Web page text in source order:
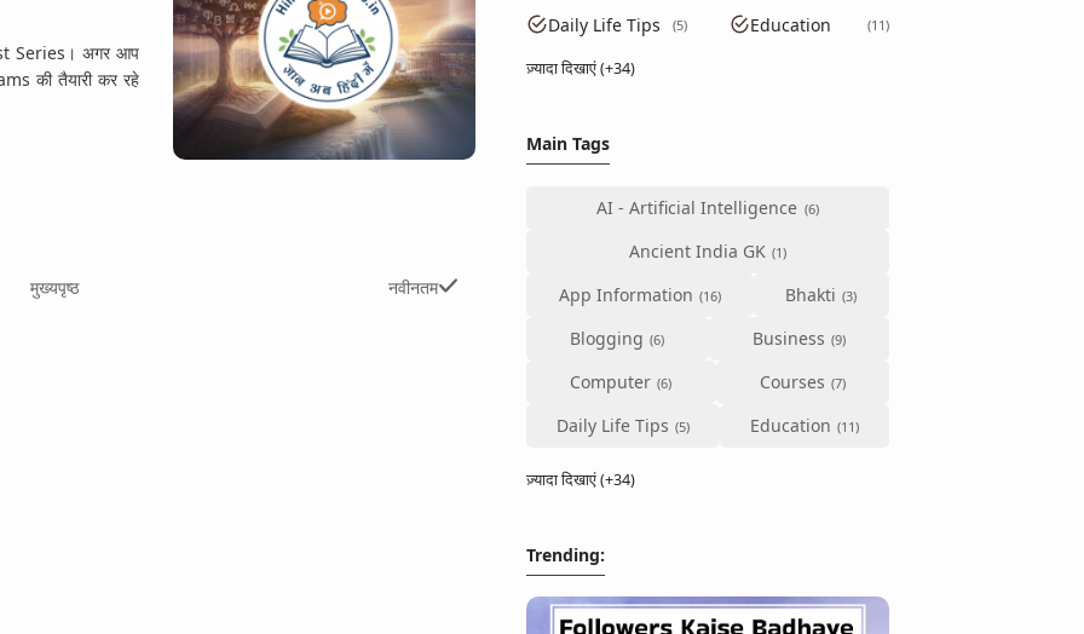
Series। अगर आप
की तैयारी कर रहे
मुख्यपृष्ठ नवीनतम
Daily Life Tips 5 Education 11
ज़्यादा दिखाएं (+34)
Main Tags
AI - Artificial Intelligence
Ancient India GK
App Information
Bhakti
Blogging
Business
Computer
Courses
Daily Life Tips
Education
ज़्यादा दिखाएं (+34)
Trending: